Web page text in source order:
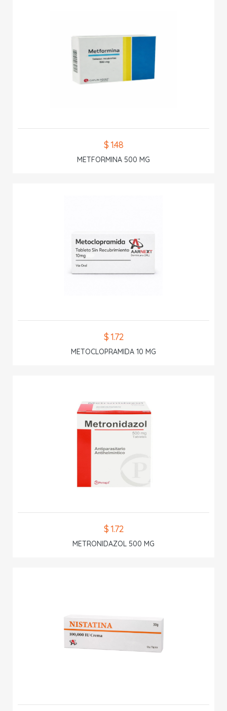
$ 1.48
METFORMINA 500 MG
$ 1.72
METOCLOPRAMIDA 10 MG
$ 1.72
METRONIDAZOL 500 MG